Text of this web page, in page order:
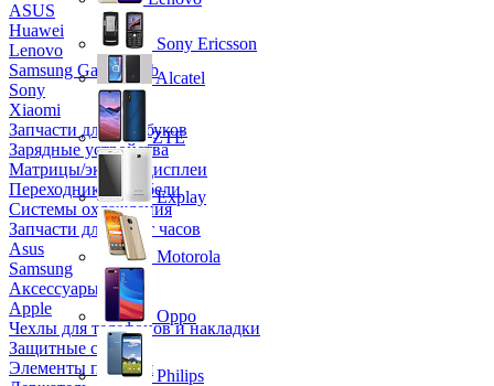
ASUS
Huawei
Lenovo
Samsung Galaxy Tab
Sony
Xiaomi
Запчасти для ноутбуков
Зарядные устройства
Матрицы/экраны/дисплеи
Переходники и кабели
Системы охлаждения
Запчасти для смарт часов
Asus
Samsung
Аксессуары
Apple
Чехлы для телефонов и накладки
Защитные стекла
Элементы питания
Sony Ericsson
Alcatel
ZTE
Explay
Motorola
Oppo
Philips